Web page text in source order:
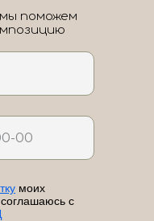
Новороссийска — Яндекс Карты
моих
с
поможем